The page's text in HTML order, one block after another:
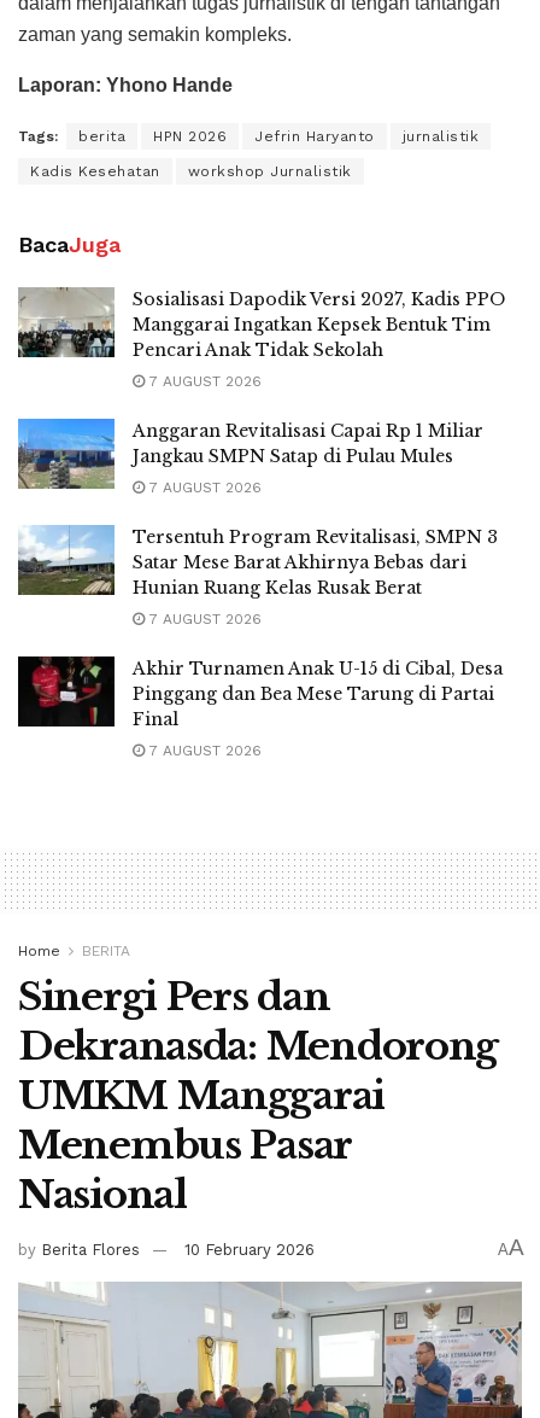
zaman yang semakin kompleks.
Laporan: Yhono Hande
Tags: berita HPN 2026 Jefrin Haryanto jurnalistik
Kadis Kesehatan workshop Jurnalistik
BacaJuga
Sosialisasi Dapodik Versi 2027, Kadis PPO
Manggarai Ingatkan Kepsek Bentuk Tim
Pencari Anak Tidak Sekolah
7 AUGUST 2026
Anggaran Revitalisasi Capai Rp 1 Miliar
Jangkau SMPN Satap di Pulau Mules
7 AUGUST 2026
Tersentuh Program Revitalisasi, SMPN 3
Satar Mese Barat Akhirnya Bebas dari
Hunian Ruang Kelas Rusak Berat
7 AUGUST 2026
Akhir Turnamen Anak U-15 di Cibal, Desa
Pinggang dan Bea Mese Tarung di Partai
Final
7 AUGUST 2026
Home BERITA
Sinergi Pers dan
Dekranasda: Mendorong
UMKM Manggarai
Menembus Pasar
Nasional
by Berita Flores 10 February 2026 AA